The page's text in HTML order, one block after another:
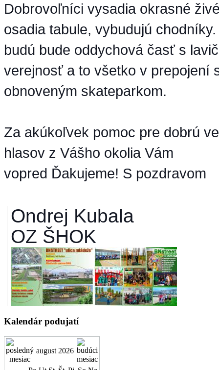
Dobrovoľníci vysadia okrasné
osadia tabule, vybudujú
budú bude oddychová časť s
verejnosť a to všetko v prepojení
obnoveným skateparkom.
Za akúkoľvek pomoc pre dobrú
hlasov z Vášho okolia Vám
vopred Ďakujeme! S pozdravom
Ondrej Kubala
OZ ŠHOK
Kalendár podujatí
august 2026